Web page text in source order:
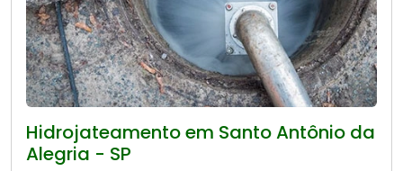
Hidrojateamento em Santo Antônio da
Alegria - SP